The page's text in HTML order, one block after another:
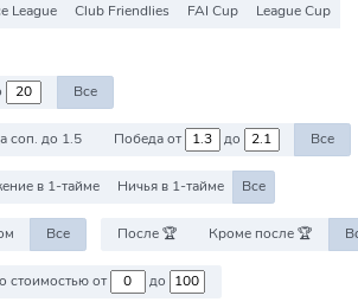
League Club Friendlies FAI Cup
League Cup
Все
соп. до 1.5 Победа от до Все
в 1-тайме Ничья в 1-тайме Все
Все После 🏆 Кроме после 🏆
Против команд со стоимостью от до